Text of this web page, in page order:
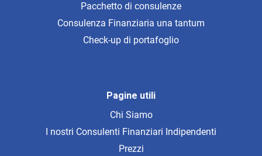
Pagine utili
Chi Siamo
I nostri Consulenti Finanziari Indipendenti
Prezzi
Pacchetto di consulenze
Consulenza Finanziaria una tantum
Check-up di portafoglio